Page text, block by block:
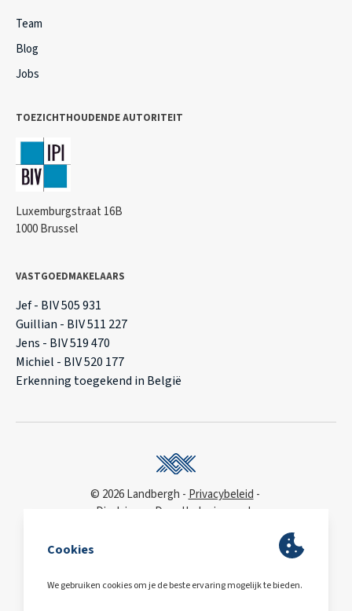
Team
Blog
Jobs
TOEZICHTHOUDENDE AUTORITEIT
Luxemburgstraat 16B
1000 Brussel
VASTGOEDMAKELAARS
Jef - BIV 505 931
Guillian - BIV 511 227
Jens - BIV 519 470
Michiel - BIV 520 177
Erkenning toegekend in België
© 2026 Landbergh Privacybeleid
Disclaimer
Deonthologie van de
toegankelijkheidsverklaring
BE0563.607.810